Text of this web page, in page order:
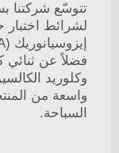
تتوسّع شركتنا
لشرائط اختبار
فضلاً عن ثنائي
وكلوريد
واسعة من
السباحة.